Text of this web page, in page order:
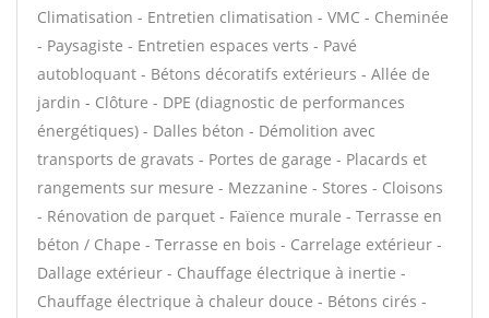
Climatisation - Entretien climatisation - VMC - Cheminée
- Paysagiste - Entretien espaces verts - Pavé
autobloquant - Bétons décoratifs extérieurs - Allée de
jardin - Clôture - DPE (diagnostic de performances
énergétiques) - Dalles béton - Démolition avec
transports de gravats - Portes de garage - Placards et
rangements sur mesure - Mezzanine - Stores - Cloisons
- Rénovation de parquet - Faïence murale - Terrasse en
béton / Chape - Terrasse en bois - Carrelage extérieur -
Dallage extérieur - Chauffage électrique à inertie -
Chauffage électrique à chaleur douce - Bétons cirés -